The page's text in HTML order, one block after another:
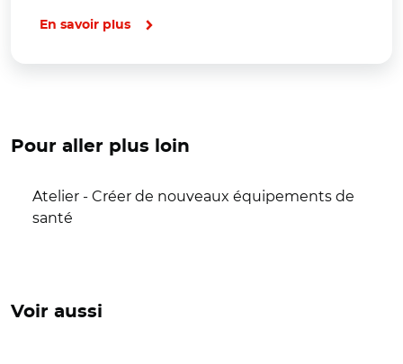
En savoir plus
Pour aller plus loin
Atelier - Créer de nouveaux équipements de
santé
Voir aussi